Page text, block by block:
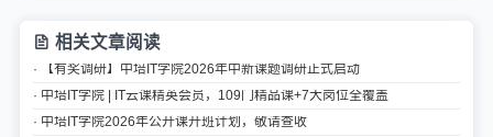
相关文章阅读
· 【有奖调研】中培IT学院2026年中新课题调研正式启动
· 中培IT学院 | IT云课精英会员，109门精品课+7大岗位全覆盖
· 中培IT学院2026年公开课开班计划，敬请查收